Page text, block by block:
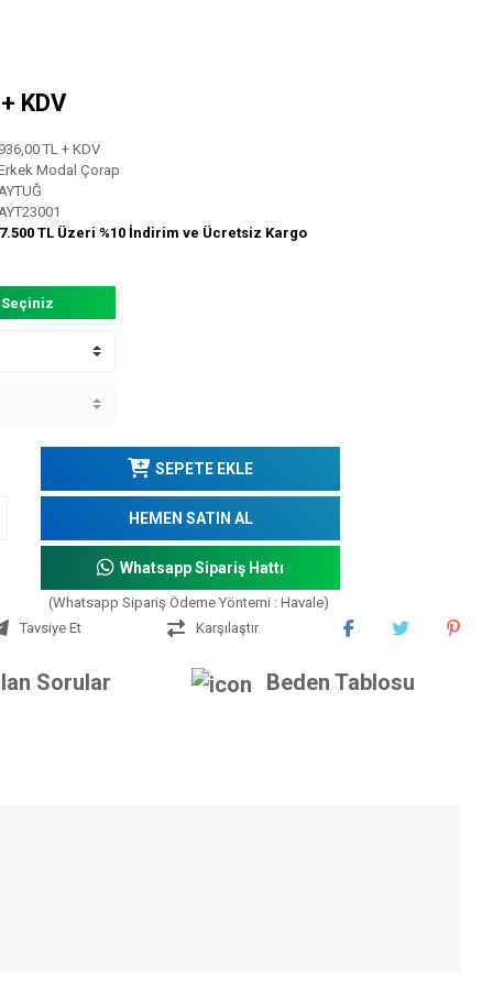
KDV
TL + KDV
Modal Çorap
7.500 TL Üzeri %10 İndirim ve Ücretsiz Kargo
Seçiniz
SEPETE EKLE
HEMEN SATIN AL
Whatsapp Sipariş Hattı
(Whatsapp Sipariş Ödeme Yöntemi : Havale)
Tavsiye Et
Karşılaştır
Sorular Beden Tablosu